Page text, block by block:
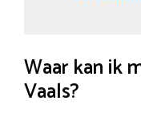
Waar kan ik
Vaals?